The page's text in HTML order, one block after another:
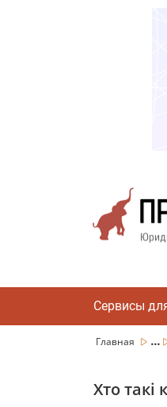
Сервисы
Главная ...
Хто такі